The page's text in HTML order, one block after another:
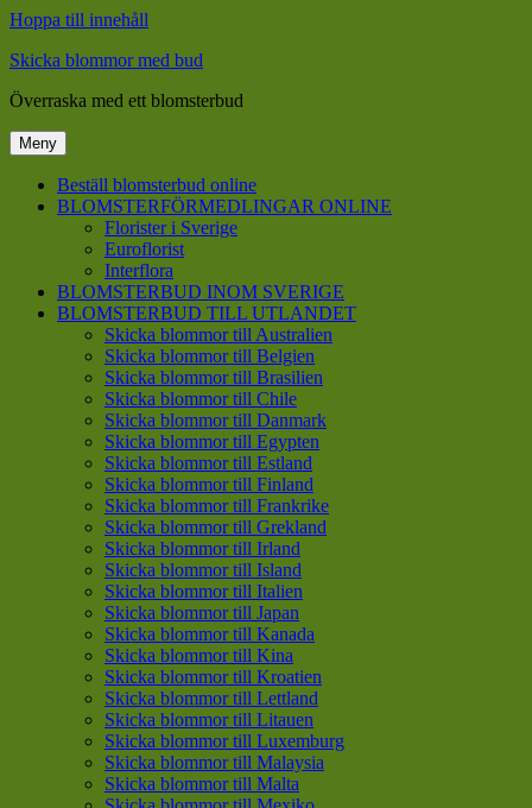
Hoppa till innehåll
Skicka blommor med bud
Överraska med ett blomsterbud
Meny
Beställ blomsterbud online
BLOMSTERFÖRMEDLINGAR ONLINE
Florister i Sverige
Euroflorist
Interflora
BLOMSTERBUD INOM SVERIGE
BLOMSTERBUD TILL UTLANDET
Skicka blommor till Australien
Skicka blommor till Belgien
Skicka blommor till Brasilien
Skicka blommor till Chile
Skicka blommor till Danmark
Skicka blommor till Egypten
Skicka blommor till Estland
Skicka blommor till Finland
Skicka blommor till Frankrike
Skicka blommor till Grekland
Skicka blommor till Irland
Skicka blommor till Island
Skicka blommor till Italien
Skicka blommor till Japan
Skicka blommor till Kanada
Skicka blommor till Kina
Skicka blommor till Kroatien
Skicka blommor till Lettland
Skicka blommor till Litauen
Skicka blommor till Luxemburg
Skicka blommor till Malaysia
Skicka blommor till Malta